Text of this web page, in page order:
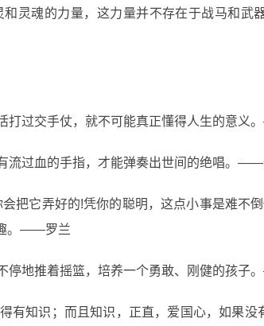
灵魂的力量，这力量并不存在于战马和武
打过交手仗，就不可能真正懂得人生的意义
流过血的手指，才能弹奏出世间的绝唱。
把它弄好的!凭你的聪明，这点小事是难不
。——罗兰
停地推着摇篮，培养一个勇敢、刚健的孩子
知识；而且知识，正直，爱国心，如果没